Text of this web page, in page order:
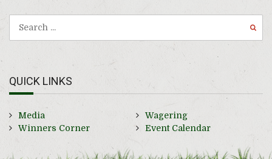
QUICK LINKS
Media
Wagering
Winners Corner
Event Calendar